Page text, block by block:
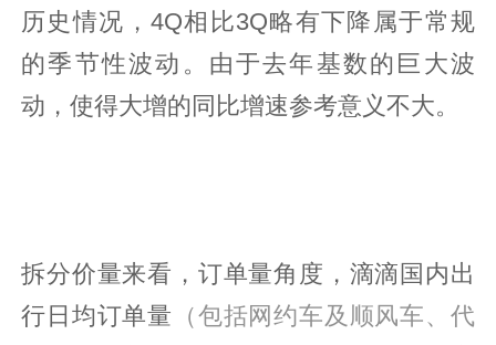
历史情况，4Q相比3Q略有下降属于常规
的季节性波动。由于去年基数的巨大波
动，使得大增的同比增速参考意义不大。
拆分价量来看，订单量角度，滴滴国内出
行日均订单量 （包括网约车及顺风车、代